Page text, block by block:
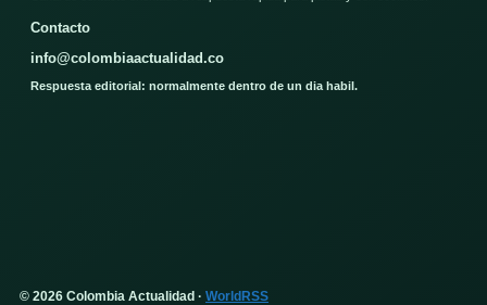
Contacto
info@colombiaactualidad.co
Respuesta editorial: normalmente dentro de un dia habil.
© 2026 Colombia Actualidad · WorldRSS